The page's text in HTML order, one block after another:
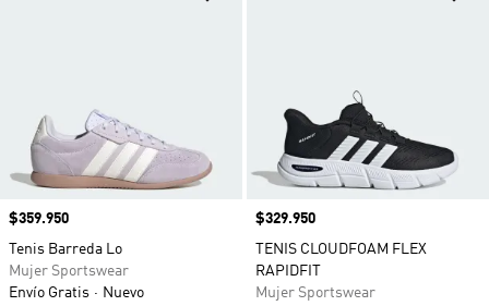
Precio
$359.950
Tenis Barreda Lo
Mujer Sportswear
Envío Gratis
Nuevo
Precio
$329.950
TENIS CLOUDFOAM FLEX
RAPIDFIT
Mujer Sportswear